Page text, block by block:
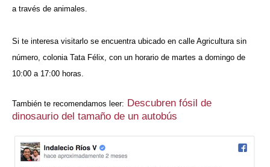
a través de animales.
Si te interesa visitarlo se encuentra ubicado en calle Agricultura sin
número, colonia Tata Félix, con un horario de martes a domingo de
10:00 a 17:00 horas.
También te recomendamos leer: Descubren fósil de
dinosaurio del tamaño de un autobús